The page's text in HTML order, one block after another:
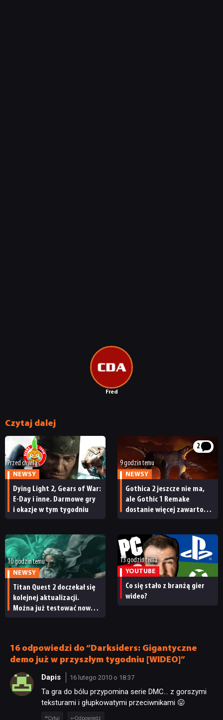
NEWSY
RECENZJE
PUBLICYSTYKA
Fred
Czytaj dalej
Przed chwilą
NEWSY
Dying Light 2, Gears of War:
E-Day i inne. Darmowe gry
i okazje w tym tygodniu
2
9 godzin temu
NEWSY
Gothica 2 jeszcze nie ma,
ale Gothic 1 Remake
dostanie więcej zawartości.
10 godzin temu
NEWSY
Titan Quest 2 doczekał się
kolejnej aktualizacji.
Można już testować nową
13 godzin temu
YOUTUBE
Co się stało z branżą gier
wideo?
16 odpowiedzi do “Darksiders: Gigantyczne
demo już w przyszłym tygodniu [WIDEO]”
Dapis 16 lutego 2010 o 18:37
Ta gra do bólu przypomina serie DMC… z gorszymi
teksturami i głupkowatymi przeciwnikami 😛
Cytuj Odpowiedz